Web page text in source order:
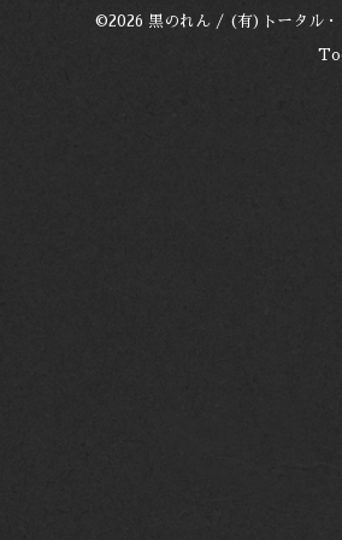
©2026 黒のれん / (有)トータル・